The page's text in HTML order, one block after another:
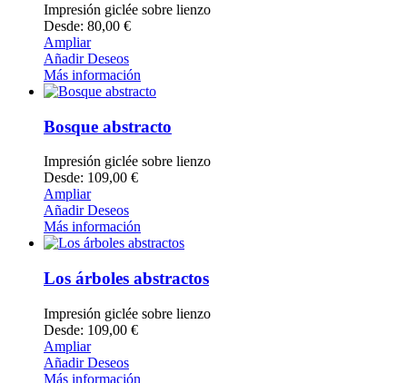
Impresión giclée sobre lienzo
Desde: 80,00 €
Ampliar
Añadir Deseos
Más información
Bosque abstracto
Impresión giclée sobre lienzo
Desde: 109,00 €
Ampliar
Añadir Deseos
Más información
Los árboles abstractos
Impresión giclée sobre lienzo
Desde: 109,00 €
Ampliar
Añadir Deseos
Más información